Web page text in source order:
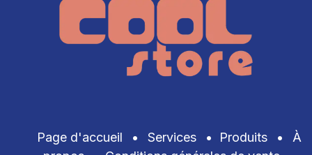
Page d'accueil • Services • Produits •
À